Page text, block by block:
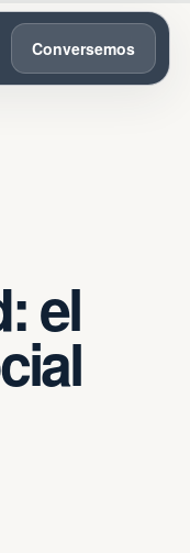
Conversemos
el